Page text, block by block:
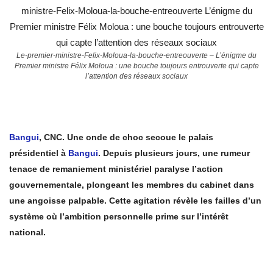
Le-premier-ministre-Felix-Moloua-la-bouche-entreouverte – L’énigme du
Premier ministre Félix Moloua : une bouche toujours entrouverte qui capte
l’attention des réseaux sociaux
Bangui, CNC. Une onde de choc secoue le palais
présidentiel à Bangui. Depuis plusieurs jours, une rumeur
tenace de remaniement ministériel paralyse l’action
gouvernementale, plongeant les membres du cabinet dans
une angoisse palpable. Cette agitation révèle les failles d’un
système où l’ambition personnelle prime sur l’intérêt
national.